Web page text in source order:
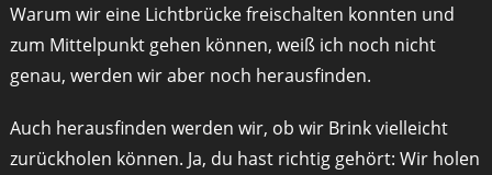
Warum wir eine Lichtbrücke freischalten konnten und
zum Mittelpunkt gehen können, weiß ich noch nicht
genau, werden wir aber noch herausfinden.
Auch herausfinden werden wir, ob wir Brink vielleicht
zurückholen können. Ja, du hast richtig gehört: Wir holen